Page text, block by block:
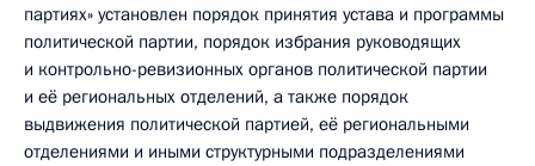
партиях» установлен порядок принятия устава и программы
политической партии, порядок избрания руководящих
и контрольно-ревизионных органов политической партии
и её региональных отделений, а также порядок
выдвижения политической партией, её региональными
отделениями и иными структурными подразделениями